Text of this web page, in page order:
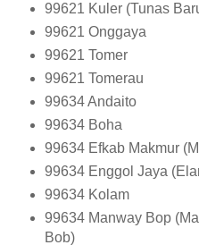
99621 Kuler (Tunas
99621 Onggaya
99621 Tomer
99621 Tomerau
99634 Andaito
99634 Boha
99634 Efkab Makmur
99634 Enggol Jaya
99634 Kolam
99634 Manway Bop
Bob)